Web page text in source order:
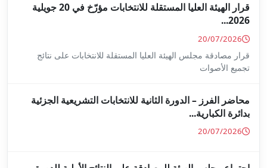
قرار الهيئة العليا المستقلة للانتخابات مؤرّخ في 20 جويلية
المستقلة للانتخابات على نتائج
للانتخابات التشريعية الجزئية